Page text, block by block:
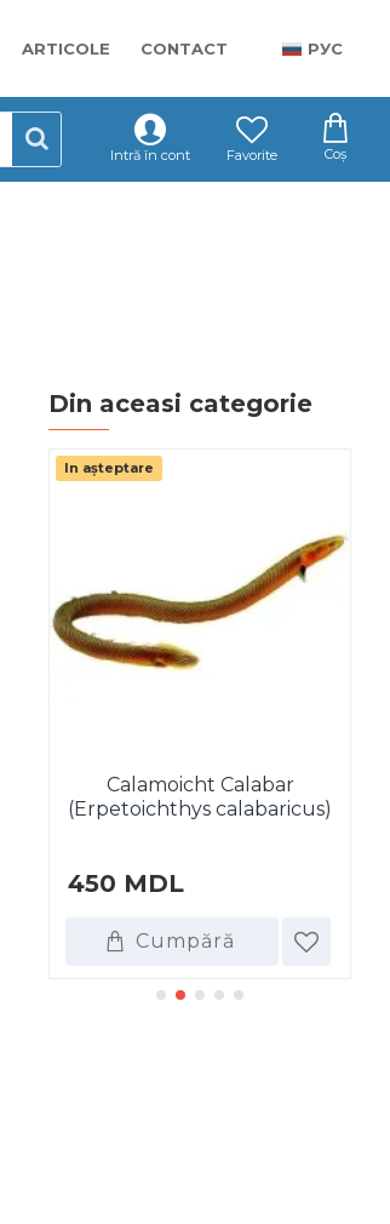
ARTICOLE CONTACT РУС
Intră în cont Favorite Coș
Din aceasi categorie
In așteptare
Calamoicht Calabar
(Erpetoichthys calabaricus)
450 MDL
Cumpără